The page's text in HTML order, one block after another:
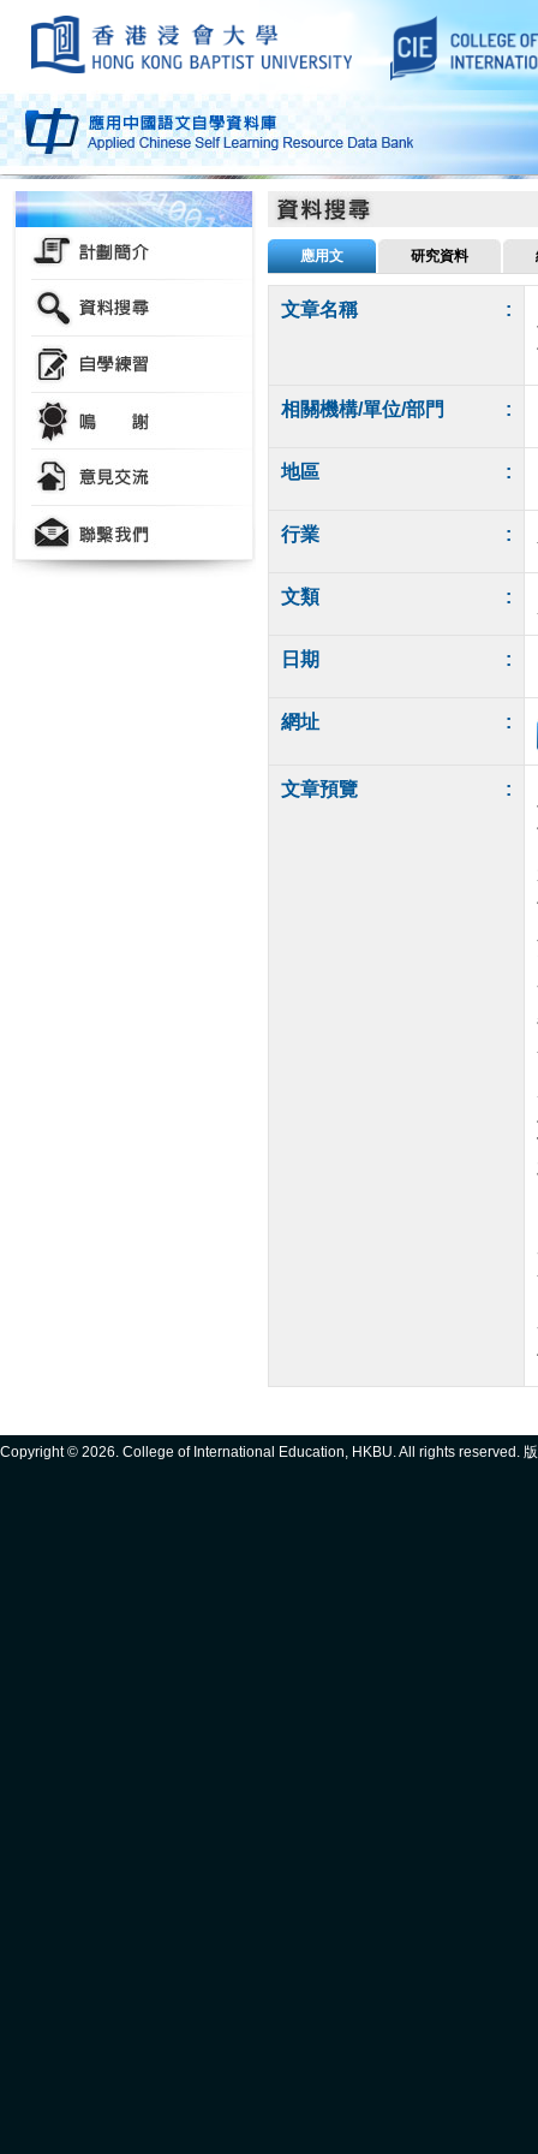
應用文 研究資料
文章名稱 :
相關機構/單位/部門 :
地區 :
行業 :
文類 :
日期 :
網址 :
文章預覽 :
Copyright © 2026. College of International Education, HKBU. All rights reserved.